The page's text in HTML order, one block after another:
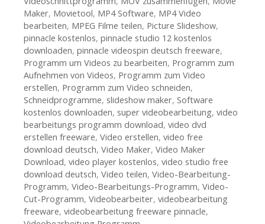
Maker, Movietool, MP4 Software, MP4 Video
bearbeiten, MPEG Filme teilen, Picture Slideshow,
pinnacle kostenlos, pinnacle studio 12 kostenlos
downloaden, pinnacle videospin deutsch freeware,
Programm um Videos zu bearbeiten, Programm zum
Aufnehmen von Videos, Programm zum Video
erstellen, Programm zum Video schneiden,
Schneidprogramme, slideshow maker, Software
kostenlos downloaden, super videobearbeitung, video
bearbeitungs programm download, video dvd
erstellen freeware, Video erstellen, video free
download deutsch, Video Maker, Video Maker
Download, video player kostenlos, video studio free
download deutsch, Video teilen, Video-Bearbeitung-
Programm, Video-Bearbeitungs-Programm, Video-
Cut-Programm, Videobearbeiter, videobearbeitung
freeware, videobearbeitung freeware pinnacle,